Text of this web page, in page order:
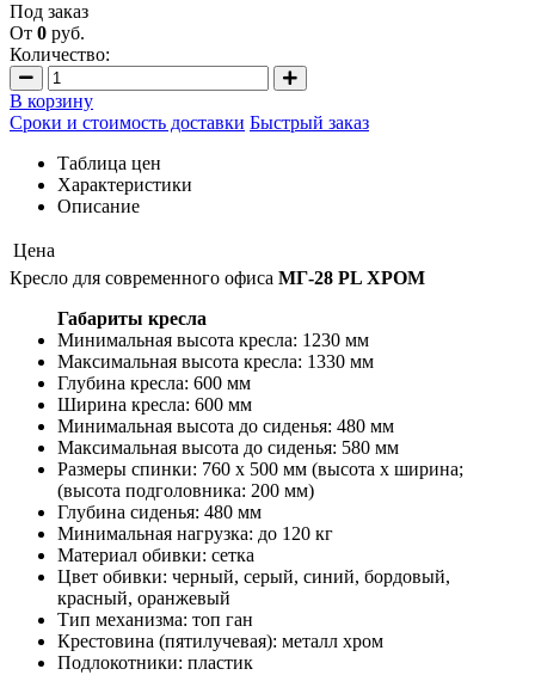
Под заказ
От 0 руб.
Количество:
В корзину
Сроки и стоимость доставки Быстрый заказ
Таблица цен
Характеристики
Описание
Цена
Кресло для современного офиса МГ-28 PL ХРОМ
Габариты кресла
Минимальная высота кресла: 1230 мм
Максимальная высота кресла: 1330 мм
Глубина кресла: 600 мм
Ширина кресла: 600 мм
Минимальная высота до сиденья: 480 мм
Максимальная высота до сиденья: 580 мм
Размеры спинки: 760 х 500 мм (высота х ширина;
(высота подголовника: 200 мм)
Глубина сиденья: 480 мм
Минимальная нагрузка: до 120 кг
Материал обивки: сетка
Цвет обивки: черный, серый, синий, бордовый,
красный, оранжевый
Тип механизма: топ ган
Крестовина (пятилучевая): металл хром
Подлокотники: пластик